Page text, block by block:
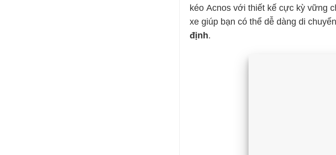
kéo Acnos với thiết kế cực kỳ vững
xe giúp bạn có thể dễ dàng di
định.